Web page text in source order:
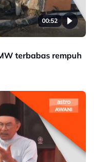
00:52
terbabas rempuh